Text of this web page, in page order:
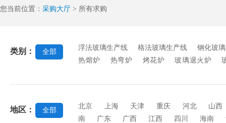
您当前位置： 采购大厅 > 所有求购
类别： 全部
浮法玻璃生产线 格法玻璃生产线
钢化玻
热熔炉
热弯炉 烤花炉 玻璃退火炉
机
混合机 辊压机 行列机
玻璃印花
机
强化玻璃设备 玻璃打孔机 玻璃丝印
地区： 全部
北京 上海 天津 重庆 河北
山西
南
广东 广西 江西 四川 海南